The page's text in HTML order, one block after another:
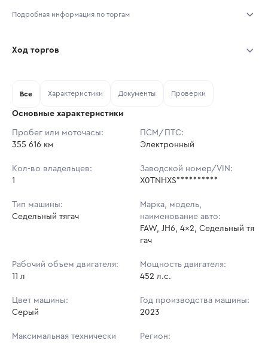
Подробная информация по торгам
Тип аукциона: Открытые торги
Шаг торгов: 34 390 ₽
Кол-во ставок:
Ход торгов
Ставок не найдено
в аукционах
Все Характеристики Документы Проверки
Основные характеристики
Пробег или моточасы:
355 616 км
ПСМ/ПТС:
Электронный
Кол-во владельцев:
1
Заводской номер/VIN:
X0TNHXS**********
Тип машины:
Седельный тягач
Марка, модель,
наименование авто:
FAW, JH6, 4x2, Седельный тя
гач
Рабочий объем двигателя:
11 л
Мощность двигателя:
452 л.с.
Цвет машины:
Серый
Год производства машины:
2023
Максимальная технически
Регион: